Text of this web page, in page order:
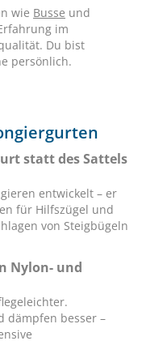
wie Busse und
im
Du bist
persönlich.
statt des Sattels
entwickelt – er
für Hilfszügel und
von Steigbügeln
Nylon- und
dämpfen besser –